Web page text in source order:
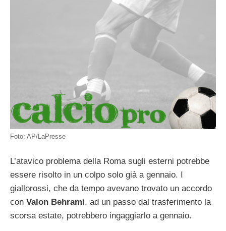
Foto: AP/LaPresse
L’atavico problema della Roma sugli esterni potrebbe
essere risolto in un colpo solo già a gennaio. I
giallorossi, che da tempo avevano trovato un accordo
con Valon Behrami, ad un passo dal trasferimento la
scorsa estate, potrebbero ingaggiarlo a gennaio.